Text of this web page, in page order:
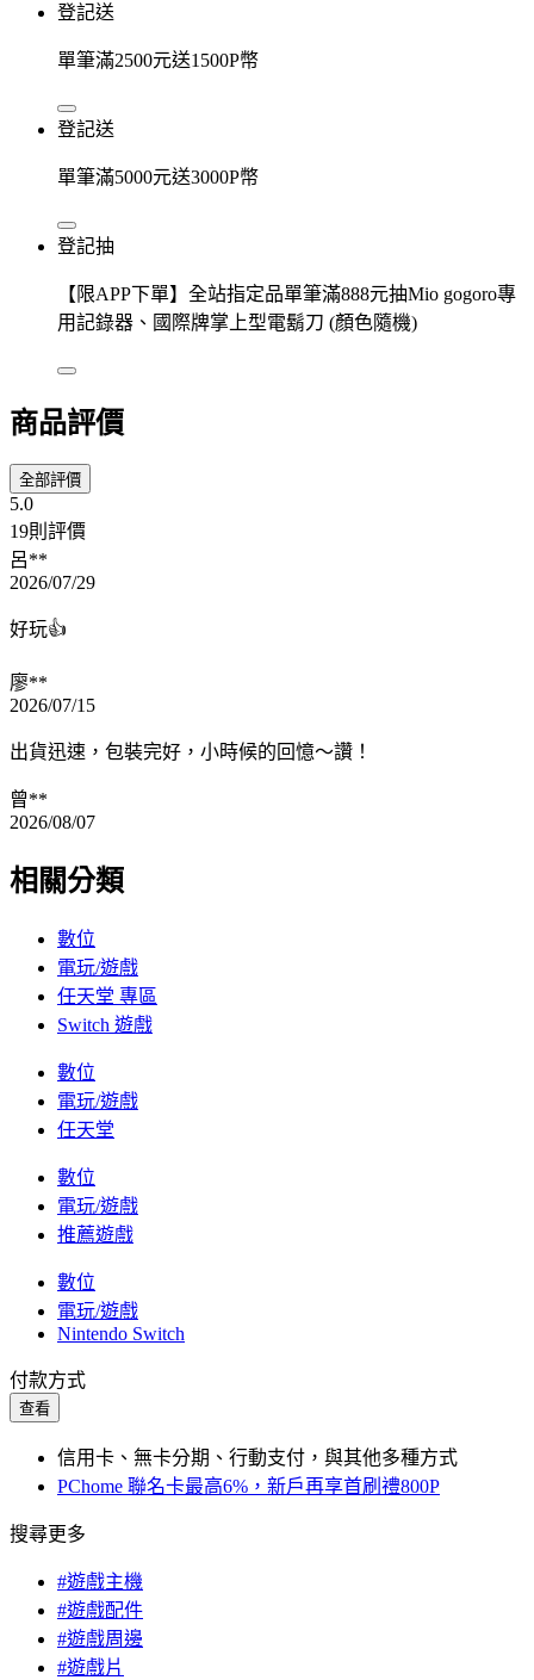
登記送
單筆滿2500元送1500P幣
登記送
單筆滿5000元送3000P幣
登記抽
【限APP下單】全站指定品單筆滿888元抽Mio gogoro專
用記錄器、國際牌掌上型電鬍刀 (顏色隨機)
商品評價
全部評價
5.0
19則評價
呂**
2026/07/29
好玩👍
廖**
2026/07/15
出貨迅速，包裝完好，小時候的回憶～讚！
曾**
2026/08/07
相關分類
數位
電玩/遊戲
任天堂 專區
Switch 遊戲
數位
電玩/遊戲
任天堂
數位
電玩/遊戲
推薦遊戲
數位
電玩/遊戲
Nintendo Switch
付款方式
查看
信用卡、無卡分期、行動支付，與其他多種方式
PChome 聯名卡最高6%，新戶再享首刷禮800P
搜尋更多
#遊戲主機
#遊戲配件
#遊戲周邊
#遊戲片